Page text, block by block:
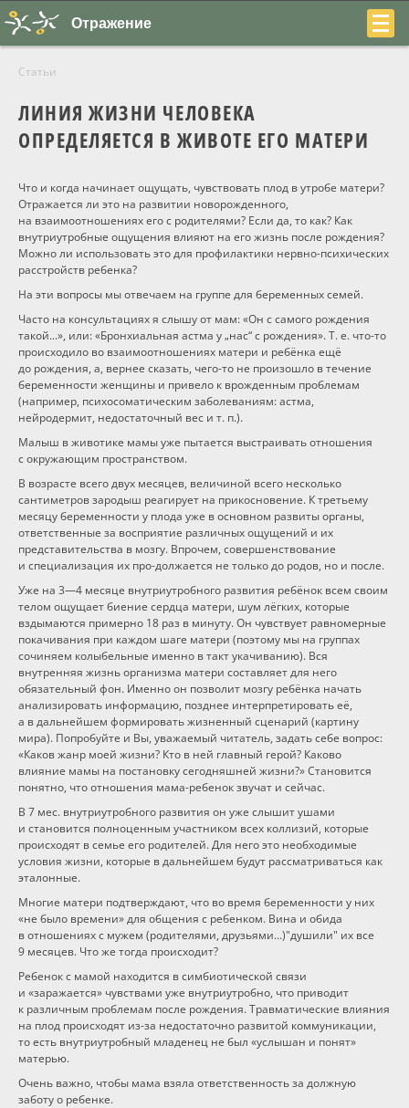
+7
(831)
230-
22-
04
О центре
Программы
Вебинары
Персоналии
Статьи
Новости
Контакты
Отражение
Статьи
ЛИНИЯ ЖИЗНИ ЧЕЛОВЕКА
ОПРЕДЕЛЯЕТСЯ В ЖИВОТЕ ЕГО МАТЕРИ
Что и когда начинает ощущать, чувствовать плод в утробе матери?
Отражается ли это на развитии новорожденного,
на взаимоотношениях его с родителями? Если да, то как? Как
внутриутробные ощущения влияют на его жизнь после рождения?
Можно ли использовать это для профилактики нервно-психических
расстройств ребенка?
На эти вопросы мы отвечаем на группе для беременных семей.
Часто на консультациях я слышу от мам: «Он с самого рождения
такой...», или: «Бронхиальная астма у „нас“ с рождения». Т. е. что-то
происходило во взаимоотношениях матери и ребёнка ещё
до рождения, а, вернее сказать, чего-то не произошло в течение
беременности женщины и привело к врожденным проблемам
(например, психосоматическим заболеваниям: астма,
нейродермит, недостаточный вес и т. п.).
Малыш в животике мамы уже пытается выстраивать отношения
с окружающим пространством.
В возрасте всего двух месяцев, величиной всего несколько
сантиметров зародыш реагирует на прикосновение. К третьему
месяцу беременности у плода уже в основном развиты органы,
ответственные за восприятие различных ощущений и их
представительства в мозгу. Впрочем, совершенствование
и специализация их про-должается не только до родов, но и после.
Уже на 3—4 месяце внутриутробного развития ребёнок всем своим
телом ощущает биение сердца матери, шум лёгких, которые
вздымаются примерно 18 раз в минуту. Он чувствует равномерные
покачивания при каждом шаге матери (поэтому мы на группах
сочиняем колыбельные именно в такт укачиванию). Вся
внутренняя жизнь организма матери составляет для него
обязательный фон. Именно он позволит мозгу ребёнка начать
анализировать информацию, позднее интерпретировать её,
а в дальнейшем формировать жизненный сценарий (картину
мира). Попробуйте и Вы, уважаемый читатель, задать себе вопрос:
«Каков жанр моей жизни? Кто в ней главный герой? Каково
влияние мамы на постановку сегодняшней жизни?» Становится
понятно, что отношения мама-ребенок звучат и сейчас.
В 7 мес. внутриутробного развития он уже слышит ушами
и становится полноценным участником всех коллизий, которые
происходят в семье его родителей. Для него это необходимые
условия жизни, которые в дальнейшем будут рассматриваться как
эталонные.
Многие матери подтверждают, что во время беременности у них
«не было времени» для общения с ребенком. Вина и обида
в отношениях с мужем (родителями, друзьями...)"душили" их все
9 месяцев. Что же тогда происходит?
Ребенок с мамой находится в симбиотической связи
и «заражается» чувствами уже внутриутробно, что приводит
к различным проблемам после рождения. Травматические влияния
на плод происходят из-за недостаточно развитой коммуникации,
то есть внутриутробный младенец не был «услышан и понят»
матерью.
Очень важно, чтобы мама взяла ответственность за должную
заботу о ребенке.